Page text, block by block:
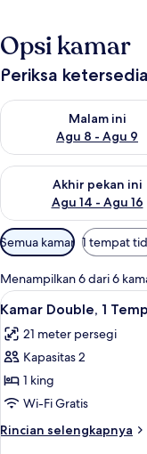
Opsi kamar
Periksa
Malam ini
Agu 8 - Agu 9
Periksa ketersediaan
Akhir pekan ini
Agu 14 - Agu 16
Periksa ketersediaan
Filter
tersedia
untuk
kamar
Semua kamar 1 tempat
Menampilkan 6 dari 6
Lihat
semua
foto
untuk
Kamar
Double,
1
Tempat
8
Kamar Double, 1
21 meter persegi
Kapasitas 2
1 king
Wi-Fi Gratis
Rincian selengkapnya
Rincian